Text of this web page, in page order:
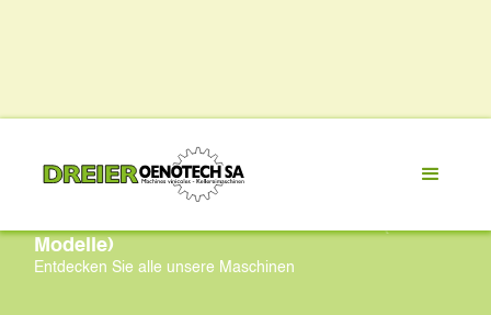
Modelle)
Entdecken Sie alle unsere Maschinen